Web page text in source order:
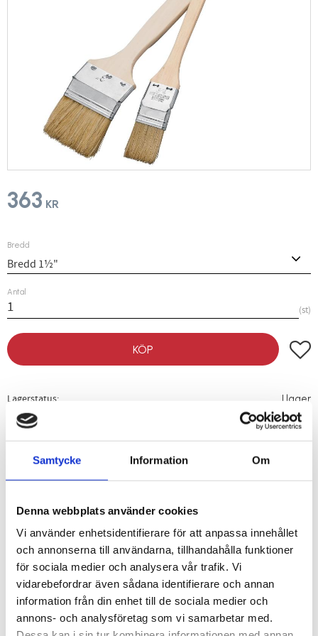
Samtycke Information Om
Denna webbplats använder cookies
Vi använder enhetsidentifierare för att anpassa innehållet
och annonserna till användarna, tillhandahålla funktioner
för sociala medier och analysera vår trafik. Vi
vidarebefordrar även sådana identifierare och annan
information från din enhet till de sociala medier och
annons- och analysföretag som vi samarbetar med.
363 KR
Bredd
Antal
st
KÖP
Lagerstatus I lager
Artikelnr
03360001
Borstbredd: 1½"
Vikt: 45 g
Bortsbredd: 3"
Vikt: 90 g